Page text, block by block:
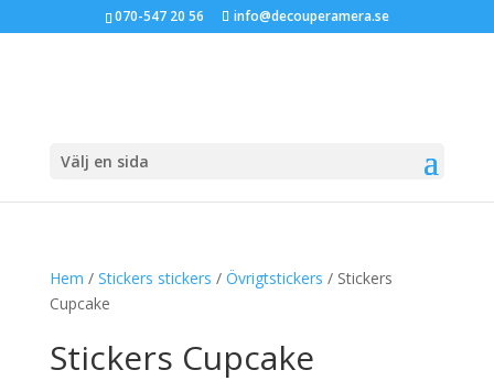
070-547 20 56 info@decouperamera.se
Välj en sida
Hem / Stickers stickers / Övrigtstickers / Stickers
Cupcake
Stickers Cupcake